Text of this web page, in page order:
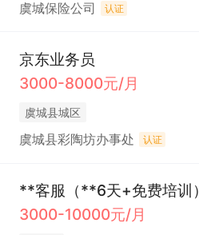
虞城保险公司 认证
京东业务员
3000-8000元/月
虞城县城区
虞城县彩陶坊办事处 认证
**客服（**6天+免费培训）
3000-10000元/月